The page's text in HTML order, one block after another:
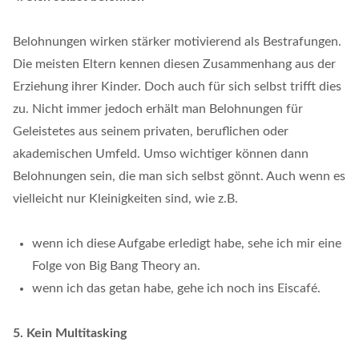
Belohnungen wirken stärker motivierend als Bestrafungen.
Die meisten Eltern kennen diesen Zusammenhang aus der
Erziehung ihrer Kinder. Doch auch für sich selbst trifft dies
zu. Nicht immer jedoch erhält man Belohnungen für
Geleistetes aus seinem privaten, beruflichen oder
akademischen Umfeld. Umso wichtiger können dann
Belohnungen sein, die man sich selbst gönnt. Auch wenn es
vielleicht nur Kleinigkeiten sind, wie z.B.
wenn ich diese Aufgabe erledigt habe, sehe ich mir eine
Folge von Big Bang Theory an.
wenn ich das getan habe, gehe ich noch ins Eiscafé.
5. Kein Multitasking